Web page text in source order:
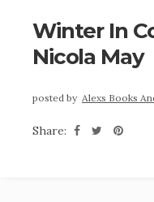
Winter In
Nicola May
posted by Alexs Books
Share: